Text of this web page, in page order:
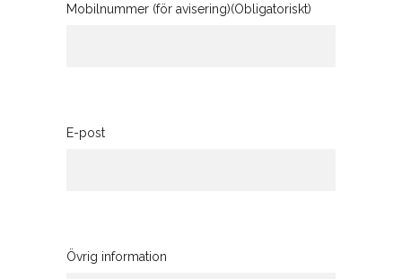
Mobilnummer (för avisering)(Obligatoriskt)
E-post
Övrig information